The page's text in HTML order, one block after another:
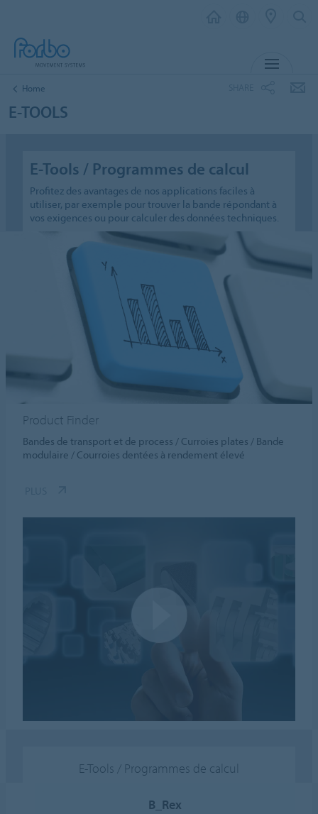
Home
E-TOOLS
E-Tools / Programmes de calcul
Profitez des avantages de nos applications faciles à
utiliser, par exemple pour trouver la bande répondant à
vos exigences ou pour calculer des données techniques.
Product Finder
Bandes de transport et de process / Curroies plates / Bande
modulaire / Courroies dentées à rendement élevé
E-Tools / Programmes de calcul
B_Rex